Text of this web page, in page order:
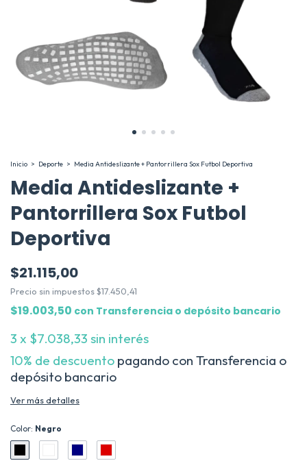
Inicio > Deporte > Media Antideslizante + Pantorrillera Sox Futbol Deportiva
Media Antideslizante +
Pantorrillera Sox Futbol
Deportiva
$21.115,00
Precio sin impuestos$17.450,41
$19.003,50 con Transferencia o depósito bancario
3 x $7.038,33 sin interés
10% de descuento pagando con Transferencia o
depósito bancario
Ver más detalles
Color: Negro